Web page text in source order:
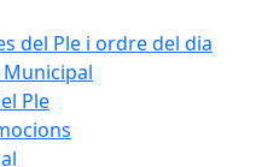
del Ple i ordre del dia
Municipal
Ple